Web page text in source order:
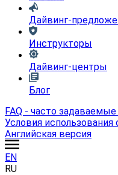
Дайвинг-
Инструкторы
Дайвинг-центры
Блог
FAQ - часто
Условия использования
Английская версия
EN
RU